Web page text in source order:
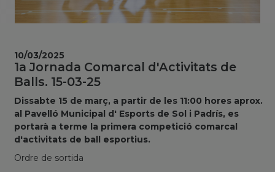
1a Jornada Comarcal d'Activitats de
Balls. 15-03-25
Dissabte 15 de març, a partir de les 11:00 hores aprox.
al Pavelló Municipal d' Esports de Sol i Padrís, es
portarà a terme la primera competició comarcal
d'activitats de ball esportius.
Ordre de sortida
10/03/2025